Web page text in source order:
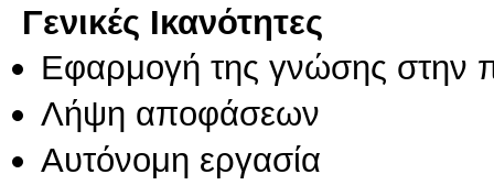
Γενικές Ικανότητες
Εφαρμογή της γνώσης στην
Λήψη αποφάσεων
Αυτόνομη εργασία